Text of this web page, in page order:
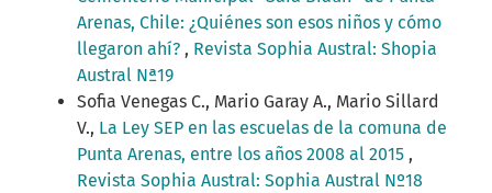
Arenas, Chile: ¿Quiénes son esos niños y cómo
llegaron ahí? , Revista Sophia Austral: Shopia
Austral Nª19
Sofia Venegas C., Mario Garay A., Mario Sillard
V., La Ley SEP en las escuelas de la comuna de
Punta Arenas, entre los años 2008 al 2015 ,
Revista Sophia Austral: Sophia Austral Nº18